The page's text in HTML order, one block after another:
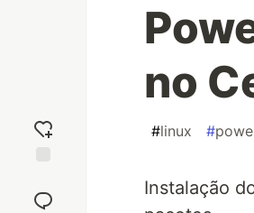
reaction
no
#linux #
Instalação